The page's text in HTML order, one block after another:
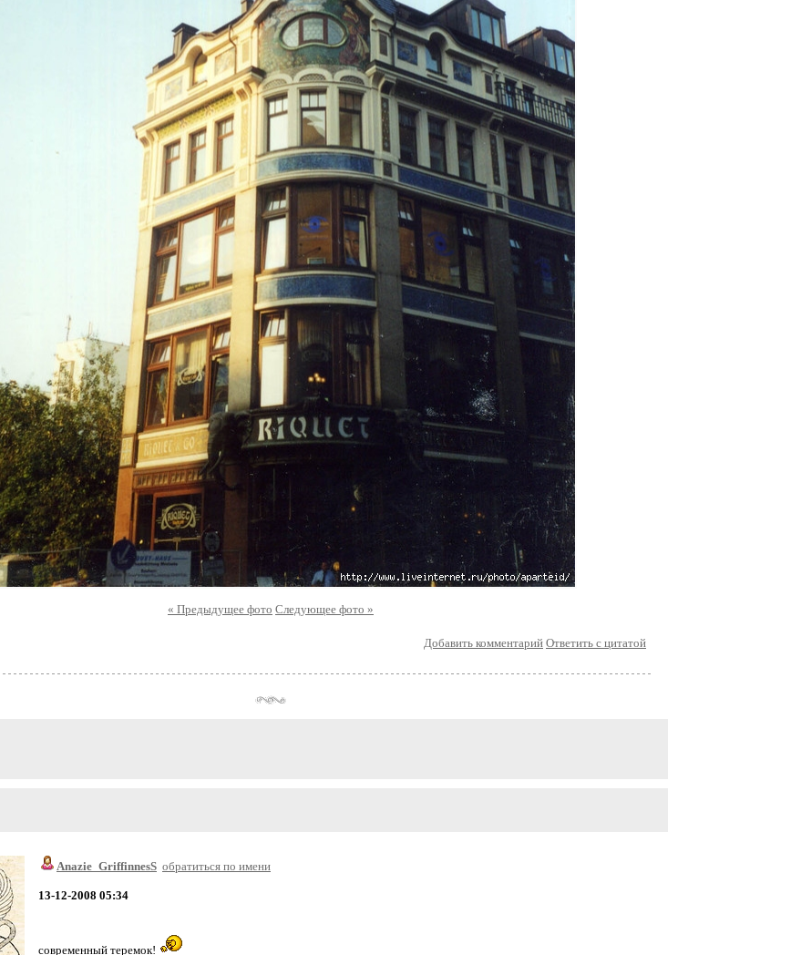
« Предыдущее фото Следующее фото »
Добавить комментарий Ответить с цитатой
Anazie_GriffinnesS обратиться по имени
13-12-2008 05:34
современный теремок!